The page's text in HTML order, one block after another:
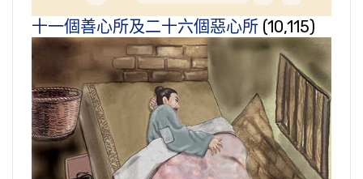
十一個善心所及二十六個惡心所 (10,115)